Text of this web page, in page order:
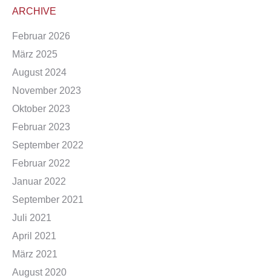
ARCHIVE
Februar 2026
März 2025
August 2024
November 2023
Oktober 2023
Februar 2023
September 2022
Februar 2022
Januar 2022
September 2021
Juli 2021
April 2021
März 2021
August 2020